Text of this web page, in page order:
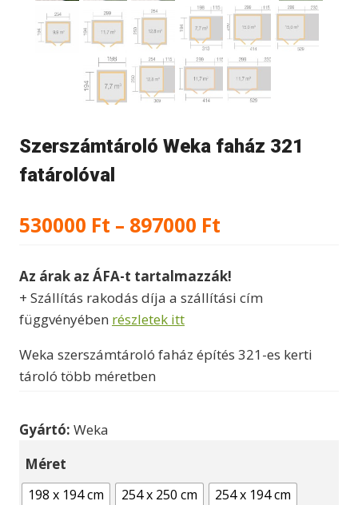
Szerszámtároló Weka faház 321
fatárolóval
530000 Ft – 897000 Ft
-
Az árak az ÁFA-t tartalmazzák!
+ Szállítás rakodás díja a szállítási cím
függvényében részletek itt
Weka szerszámtároló faház építés 321-es kerti
tároló több méretben
Gyártó: Weka
Méret
198 x 194 cm 254 x 250 cm
254 x 194 cm